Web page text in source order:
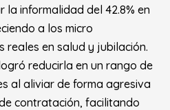
informalidad del 42.8% en
a los micro
reales en salud y jubilación.
reducirla en un rango de
al aliviar de forma agresiva
contratación, facilitando